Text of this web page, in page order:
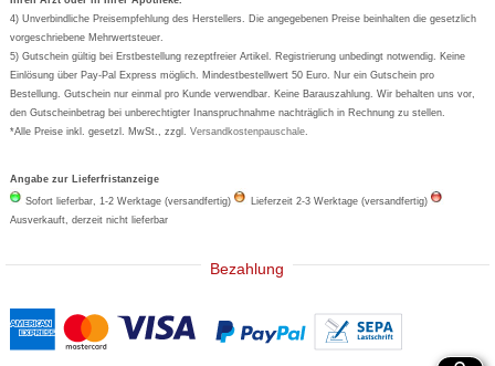
Wick
Eucerin
Basica
4) Unverbindliche Preisempfehlung des Herstellers. Die angegebenen Preise beinhalten die gesetzlich
vorgeschriebene Mehrwertsteuer.
5) Gutschein gültig bei Erstbestellung rezeptfreier Artikel. Registrierung unbedingt notwendig. Keine
Einlösung über Pay-Pal Express möglich. Mindestbestellwert 50 Euro. Nur ein Gutschein pro
Bestellung. Gutschein nur einmal pro Kunde verwendbar. Keine Barauszahlung. Wir behalten uns vor,
den Gutscheinbetrag bei unberechtigter Inanspruchnahme nachträglich in Rechnung zu stellen.
*Alle Preise inkl. gesetzl. MwSt., zzgl.Versandkostenpauschale
Angabe zur Lieferfristanzeige
Sofort lieferbar, 1-2 Werktage (versandfertig)
Lieferzeit 2-3 Werktage (versandfertig)
Ausverkauft, derzeit nicht lieferbar
Bezahlung